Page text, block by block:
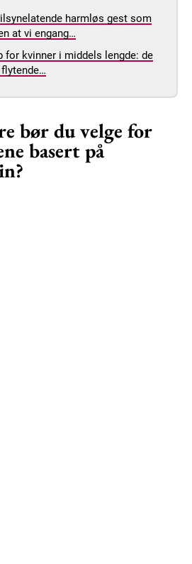
harmløs gest som
at vi engang…
for kvinner i middels lengde: de
bør du velge for
basert på